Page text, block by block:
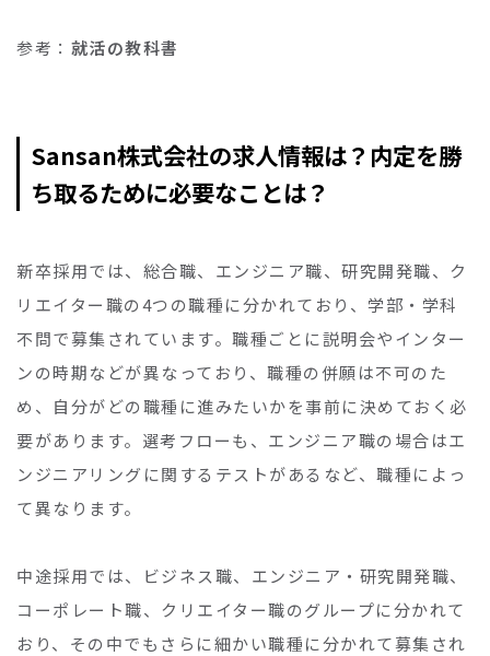
参考： 就活の教科書
Sansan株式会社の求人情報は？内定を勝
ち取るために必要なことは？
新卒採用では、総合職、エンジニア職、研究開発職、ク
リエイター職の4つの職種に分かれており、学部・学科
不問で募集されています。職種ごとに説明会やインター
ンの時期などが異なっており、職種の併願は不可のた
め、自分がどの職種に進みたいかを事前に決めておく必
要があります。選考フローも、エンジニア職の場合はエ
ンジニアリングに関するテストがあるなど、職種によっ
て異なります。
中途採用では、ビジネス職、エンジニア・研究開発職、
コーポレート職、クリエイター職のグループに分かれて
おり、その中でもさらに細かい職種に分かれて募集され